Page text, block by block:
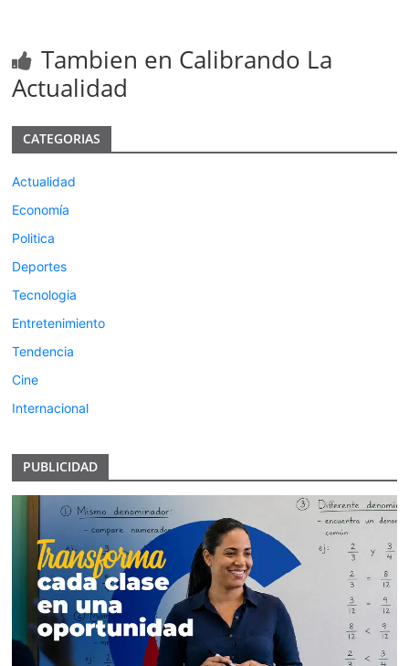
Tambien en Calibrando La
Actualidad
CATEGORIAS
Actualidad
Economía
Politica
Deportes
Tecnologia
Entretenimiento
Tendencia
Cine
Internacional
PUBLICIDAD